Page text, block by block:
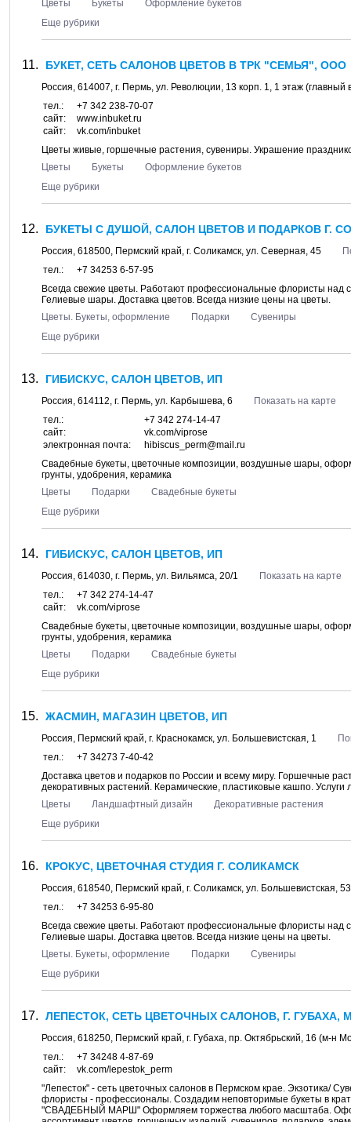
Цветы
Букеты
Оформление букетов
Еще рубрики
БУКЕТ, СЕТЬ САЛОНОВ ЦВЕТОВ В ТРК "СЕМЬЯ", ООО
Россия, 614007, г. Пермь, ул. Революции, 13 корп. 1, 1 этаж (главный
тел.:
+7 342 238-70-07
сайт:
www.inbuket.ru
сайт:
vk.com/inbuket
Цветы живые, горшечные растения, сувениры. Украшение
Цветы
Букеты
Оформление букетов
Еще рубрики
БУКЕТЫ С ДУШОЙ, САЛОН ЦВЕТОВ И ПОДАРКОВ Г.
Россия, 618500, Пермский край, г. Соликамск, ул. Северная, 45
тел.:
+7 34253 6-57-95
Всегда свежие цветы. Работают профессиональные флористы над
Гелиевые шары. Доставка цветов. Всегда низкие цены на цветы.
Цветы. Букеты, оформление
Подарки
Сувениры
Еще рубрики
ГИБИСКУС, САЛОН ЦВЕТОВ, ИП
Россия, 614112, г. Пермь, ул. Карбышева, 6
Показать на карте
тел.:
+7 342 274-14-47
сайт:
vk.com/viprose
электронная почта:
hibiscus_perm@mail.ru
Свадебные букеты, цветочные композиции, воздушные шары,
грунты, удобрения, керамика
Цветы
Подарки
Свадебные букеты
Еще рубрики
ГИБИСКУС, САЛОН ЦВЕТОВ, ИП
Россия, 614030, г. Пермь, ул. Вильямса, 20/1
Показать на карте
тел.:
+7 342 274-14-47
сайт:
vk.com/viprose
Свадебные букеты, цветочные композиции, воздушные шары,
грунты, удобрения, керамика
Цветы
Подарки
Свадебные букеты
Еще рубрики
ЖАСМИН, МАГАЗИН ЦВЕТОВ, ИП
Россия, Пермский край, г. Краснокамск, ул. Большевистская, 1
тел.:
+7 34273 7-40-42
Доставка цветов и подарков по России и всему миру. Горшечные
декоративных растений. Керамические, пластиковые кашпо.
Цветы
Ландшафтный дизайн
Декоративные растения
Еще рубрики
КРОКУС, ЦВЕТОЧНАЯ СТУДИЯ Г. СОЛИКАМСК
Россия, 618540, Пермский край, г. Соликамск, ул. Большевистская, 53
тел.:
+7 34253 6-95-80
Всегда свежие цветы. Работают профессиональные флористы над
Гелиевые шары. Доставка цветов. Всегда низкие цены на цветы.
Цветы. Букеты, оформление
Подарки
Сувениры
Еще рубрики
ЛЕПЕСТОК, СЕТЬ ЦВЕТОЧНЫХ САЛОНОВ, Г. ГУБАХА,
Россия, 618250, Пермский край, г. Губаха, пр. Октябрьский, 16 (м-н
тел.:
+7 34248 4-87-69
сайт:
vk.com/lepestok_perm
"Лепесток" - сеть цветочных салонов в Пермском крае. Экзотика/
флористы - профессионалы. Создадим неповторимые букеты в
"СВАДЕБНЫЙ МАРШ" Оформляем торжества любого масштаба.